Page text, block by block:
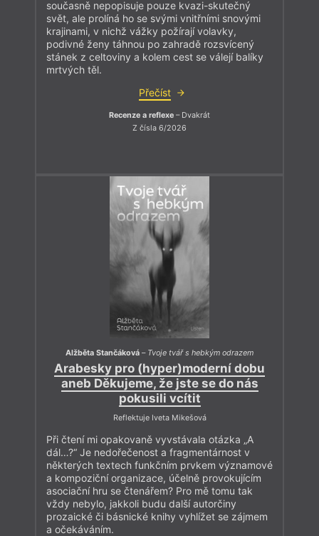
současně nepopisuje pouze kvazi-skutečný
svět, ale prolíná ho se svými vnitřními snovými
krajinami, v nichž vážky požírají volavky,
podivné ženy táhnou po zahradě rozsvícený
stánek z celtoviny a kolem cest se válejí balíky
mrtvých těl.
Přečíst
Recenze a reflexe – Dvakrát
Z čísla 6/2026
Alžběta Stančáková – Tvoje tvář s hebkým odrazem
Arabesky pro (hyper)moderní dobu
aneb Děkujeme, že jste se do nás
pokusili vcítit
Reflektuje Iveta Mikešová
Při čtení mi opakovaně vyvstávala otázka „A
dál…?“ Je nedořečenost a fragmentárnost v
některých textech funkčním prvkem významové
a kompoziční organizace, účelně provokujícím
asociační hru se čtenářem? Pro mě tomu tak
vždy nebylo, jakkoli budu další autorčiny
prozaické či básnické knihy vyhlížet se zájmem
a očekáváním.